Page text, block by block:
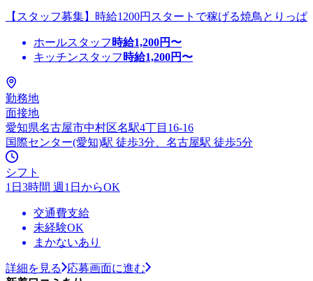
【スタッフ募集】時給1200円スタートで稼げる焼鳥とりっぱ
ホールスタッフ 時給1,200円〜
キッチンスタッフ 時給1,200円〜
勤務地
面接地
愛知県名古屋市中村区名駅4丁目16-16
国際センター(愛知)駅 徒歩3分、名古屋駅 徒歩5分
シフト
1日3時間 週1日からOK
交通費支給
未経験OK
まかないあり
詳細を見る
応募画面に進む